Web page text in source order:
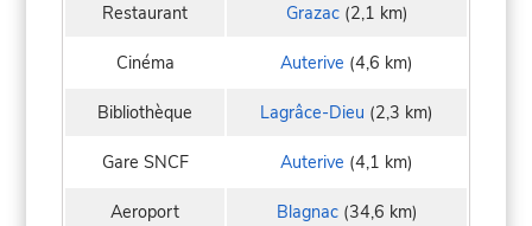
Restaurant Grazac(2,1 km)
Cinéma Auterive (4,6 km)
Bibliothèque Lagrâce-Dieu (2,3 km)
Gare SNCF Auterive (4,1 km)
Aeroport Blagnac(34,6 km)